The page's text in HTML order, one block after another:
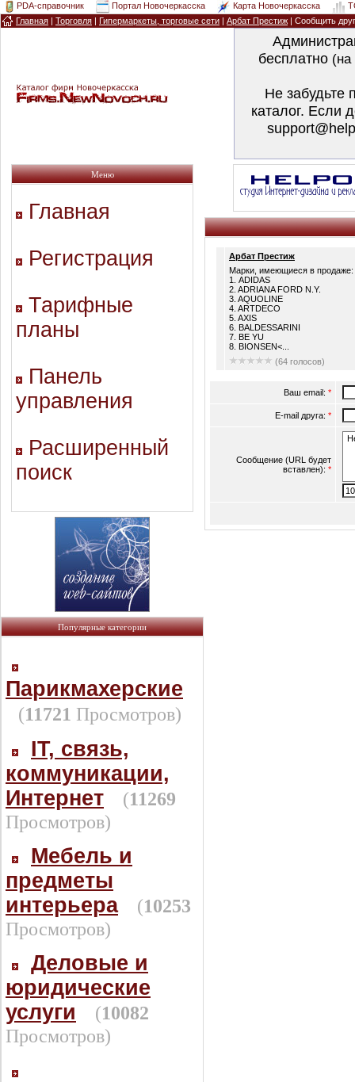
PDA-справочник Портал Новочеркасска Карта Новочеркасска
Главная | Торговля | Гипермаркеты, торговые сети | Арбат Престиж | Сообщить
бесплатно
Не забудьте
каталог. Если
Меню
Главная
Регистрация
Тарифные
планы
Панель
управления
Расширенный
поиск
Популярные категории
Парикмахерские
(11721 Просмотров)
IT, связь,
коммуникации,
Интернет
(11269
Просмотров)
Мебель и
предметы
интерьера
(10253
Просмотров)
Деловые и
юридические
услуги
(10082
Просмотров)
Арбат Престиж
Марки, имеющиеся в продаже:
1. ADIDAS
2. ADRIANA FORD N.Y.
3. AQUOLINE
4. ARTDECO
5. AXIS
6. BALDESSARINI
7. BE YU
8. BIONSEN<...
(64 голосов)
Ваш email: *
E-mail друга: *
Сообщение (URL будет
вставлен): *